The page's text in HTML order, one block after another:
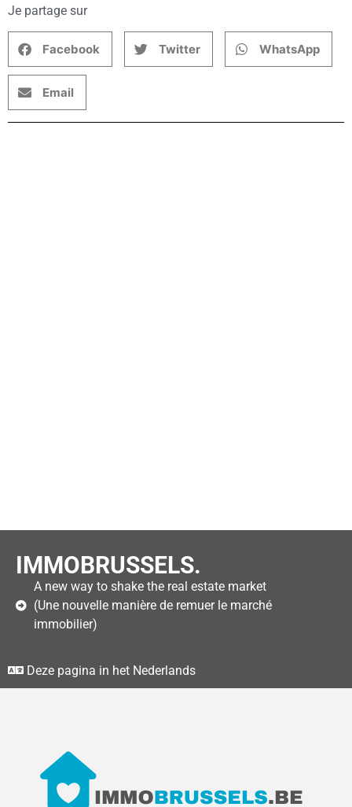
Je partage sur
Facebook Twitter WhatsApp
Email
IMMOBRUSSELS.
A new way to shake the real estate market
(Une nouvelle manière de remuer le marché
immobilier)
Deze pagina in het Nederlands